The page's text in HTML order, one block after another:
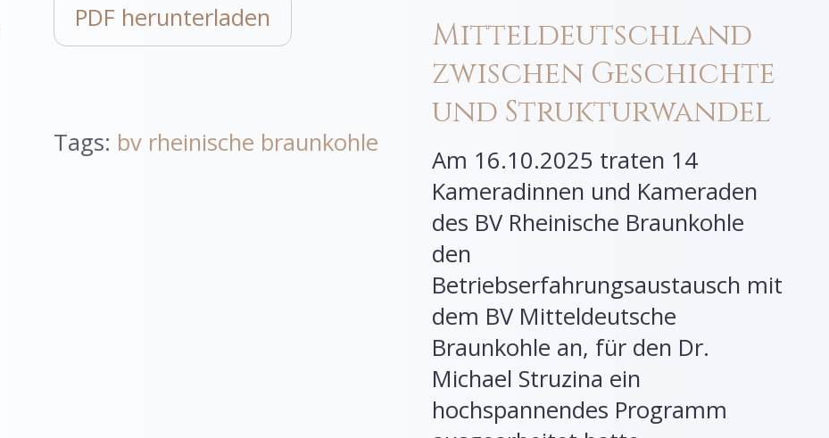
PDF herunterladen
Tags: bv rheinische braunkohle
Mitteldeutschland
zwischen Geschichte
und Strukturwandel
Am 16.10.2025 traten 14
Kameradinnen und Kameraden
des BV Rheinische Braunkohle
den
Betriebserfahrungsaustausch mit
dem BV Mitteldeutsche
Braunkohle an, für den Dr.
Michael Struzina ein
hochspannendes Programm